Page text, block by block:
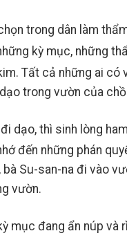
trong dân làm
kỳ mục, những
Tất cả những ai
trong vườn của
dạo, thì sinh lòng
đến những phán
bà Su-san-na đi vào
vườn.
mục đang ẩn núp và